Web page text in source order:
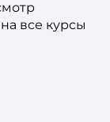
все курсы